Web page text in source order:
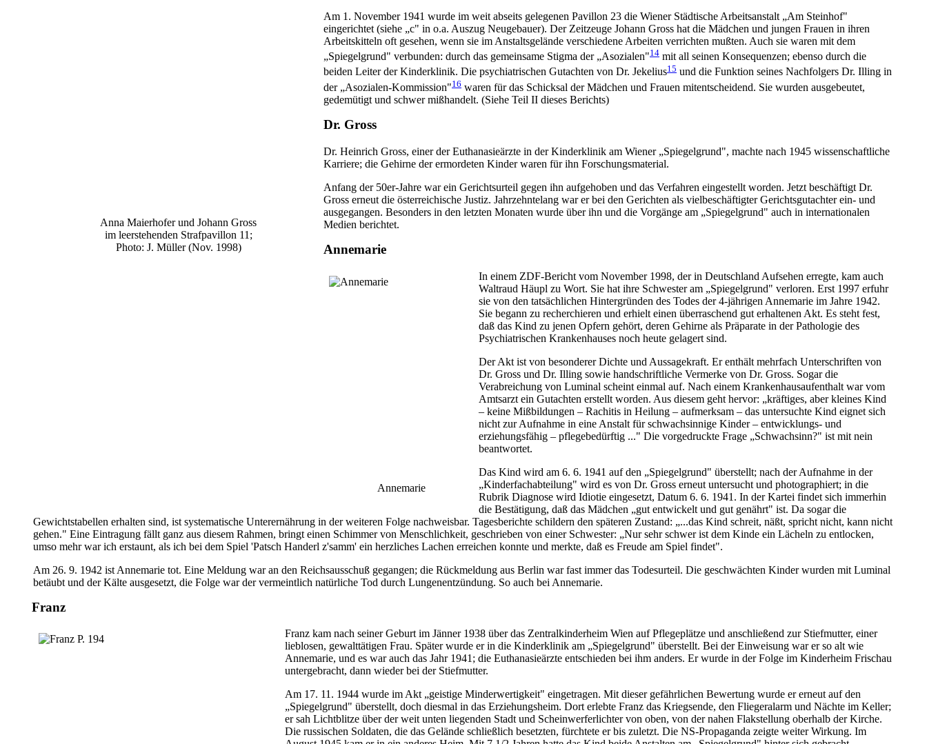
Anna Maierhofer und Johann Gross
im leerstehenden Strafpavillon 11;
Photo: J. Müller (Nov. 1998)
Am 1. November 1941 wurde im weit abseits gelegenen Pavillon 23 die Wiener Städtische Arbeitsanstalt „Am Steinhof"
eingerichtet (siehe „c" in o.a. Auszug Neugebauer). Der Zeitzeuge Johann Gross hat die Mädchen und jungen Frauen in ihren
Arbeitskitteln oft gesehen, wenn sie im Anstaltsgelände verschiedene Arbeiten verrichten mußten. Auch sie waren mit dem
„Spiegelgrund" verbunden: durch das gemeinsame Stigma der „Asozialen"14 mit all seinen Konsequenzen; ebenso durch die
beiden Leiter der Kinderklinik. Die psychiatrischen Gutachten von Dr. Jekelius15 und die Funktion seines Nachfolgers Dr. Illing in
der „Asozialen-Kommission"16 waren für das Schicksal der Mädchen und Frauen mitentscheidend. Sie wurden ausgebeutet,
gedemütigt und schwer mißhandelt. (Siehe Teil II dieses Berichts)
Dr. Gross
Dr. Heinrich Gross, einer der Euthanasieärzte in der Kinderklinik am Wiener „Spiegelgrund", machte nach 1945 wissenschaftliche
Karriere; die Gehirne der ermordeten Kinder waren für ihn Forschungsmaterial.
Anfang der 50er-Jahre war ein Gerichtsurteil gegen ihn aufgehoben und das Verfahren eingestellt worden. Jetzt beschäftigt Dr.
Gross erneut die österreichische Justiz. Jahrzehntelang war er bei den Gerichten als vielbeschäftigter Gerichtsgutachter ein- und
ausgegangen. Besonders in den letzten Monaten wurde über ihn und die Vorgänge am „Spiegelgrund" auch in internationalen
Medien berichtet.
Annemarie
Annemarie
In einem ZDF-Bericht vom November 1998, der in Deutschland Aufsehen erregte, kam auch
Waltraud Häupl zu Wort. Sie hat ihre Schwester am „Spiegelgrund" verloren. Erst 1997 erfuhr
sie von den tatsächlichen Hintergründen des Todes der 4-jährigen Annemarie im Jahre 1942.
Sie begann zu recherchieren und erhielt einen überraschend gut erhaltenen Akt. Es steht fest,
daß das Kind zu jenen Opfern gehört, deren Gehirne als Präparate in der Pathologie des
Psychiatrischen Krankenhauses noch heute gelagert sind.
Der Akt ist von besonderer Dichte und Aussagekraft. Er enthält mehrfach Unterschriften von
Dr. Gross und Dr. Illing sowie handschriftliche Vermerke von Dr. Gross. Sogar die
Verabreichung von Luminal scheint einmal auf. Nach einem Krankenhausaufenthalt war vom
Amtsarzt ein Gutachten erstellt worden. Aus diesem geht hervor: „kräftiges, aber kleines Kind
– keine Mißbildungen – Rachitis in Heilung – aufmerksam – das untersuchte Kind eignet sich
nicht zur Aufnahme in eine Anstalt für schwachsinnige Kinder – entwicklungs- und
erziehungsfähig – pflegebedürftig ..." Die vorgedruckte Frage „Schwachsinn?" ist mit nein
beantwortet.
Das Kind wird am 6. 6. 1941 auf den „Spiegelgrund" überstellt; nach der Aufnahme in der
„Kinderfachabteilung" wird es von Dr. Gross erneut untersucht und photographiert; in die
Rubrik Diagnose wird Idiotie eingesetzt, Datum 6. 6. 1941. In der Kartei findet sich immerhin
die Bestätigung, daß das Mädchen „gut entwickelt und gut genährt" ist. Da sogar die
Gewichtstabellen erhalten sind, ist systematische Unterernährung in der weiteren Folge nachweisbar. Tagesberichte schildern den späteren Zustand: „...das Kind schreit, näßt, spricht nicht, kann nicht
gehen." Eine Eintragung fällt ganz aus diesem Rahmen, bringt einen Schimmer von Menschlichkeit, geschrieben von einer Schwester: „Nur sehr schwer ist dem Kinde ein Lächeln zu entlocken,
umso mehr war ich erstaunt, als ich bei dem Spiel 'Patsch Handerl z'samm' ein herzliches Lachen erreichen konnte und merkte, daß es Freude am Spiel findet".
Am 26. 9. 1942 ist Annemarie tot. Eine Meldung war an den Reichsausschuß gegangen; die Rückmeldung aus Berlin war fast immer das Todesurteil. Die geschwächten Kinder wurden mit Luminal
betäubt und der Kälte ausgesetzt, die Folge war der vermeintlich natürliche Tod durch Lungenentzündung. So auch bei Annemarie.
Franz
Franz kam nach seiner Geburt im Jänner 1938 über das Zentralkinderheim Wien auf Pflegeplätze und anschließend zur Stiefmutter, einer
lieblosen, gewalttätigen Frau. Später wurde er in die Kinderklinik am „Spiegelgrund" überstellt. Bei der Einweisung war er so alt wie
Annemarie, und es war auch das Jahr 1941; die Euthanasieärzte entschieden bei ihm anders. Er wurde in der Folge im Kinderheim Frischau
untergebracht, dann wieder bei der Stiefmutter.
Am 17. 11. 1944 wurde im Akt „geistige Minderwertigkeit" eingetragen. Mit dieser gefährlichen Bewertung wurde er erneut auf den
„Spiegelgrund" überstellt, doch diesmal in das Erziehungsheim. Dort erlebte Franz das Kriegsende, den Fliegeralarm und Nächte im Keller;
er sah Lichtblitze über der weit unten liegenden Stadt und Scheinwerferlichter von oben, von der nahen Flakstellung oberhalb der Kirche.
Die russischen Soldaten, die das Gelände schließlich besetzten, fürchtete er bis zuletzt. Die NS-Propaganda zeigte weiter Wirkung. Im